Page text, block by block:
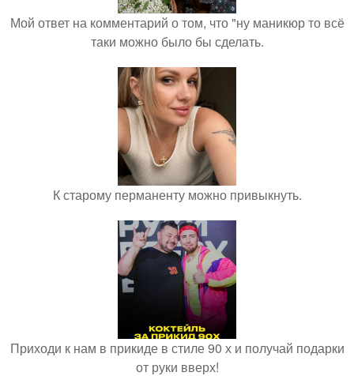
Мой ответ на комментарий о том, что "ну маникюр то всё
таки можно было бы сделать.
К старому перманенту можно привыкнуть.
Приходи к нам в прикиде в стиле 90 х и получай подарки
от руки вверх!